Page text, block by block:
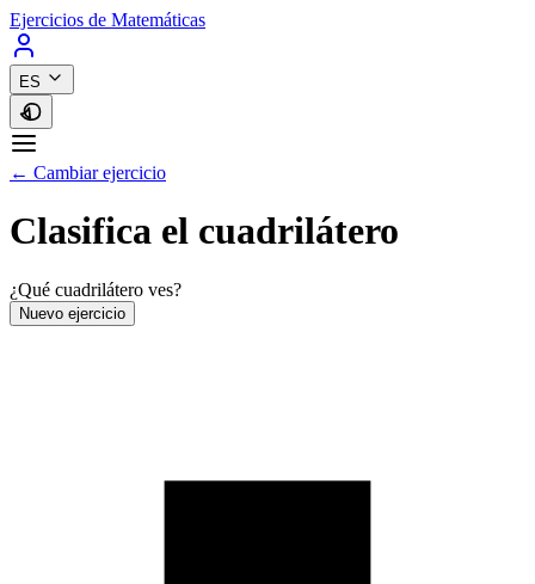
Ejercicios de Matemáticas
ES
← Cambiar ejercicio
Clasifica el cuadrilátero
¿Qué cuadrilátero ves?
Nuevo ejercicio